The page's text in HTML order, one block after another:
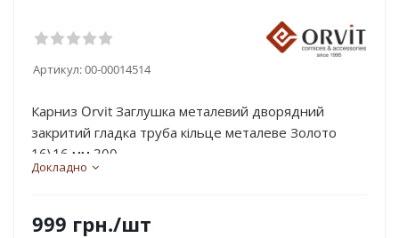
Артикул:00-00014514
Карниз Orvit Заглушка металевий дворядний
закритий гладка труба кільце металеве Золото
16\16 мм 300...
Докладно
999 грн./шт